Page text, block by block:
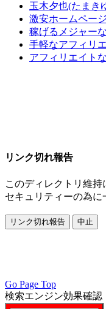
玉木夕也(たまき
激安ホームペー
稼げるメジャー
手軽なアフィリ
アフィリエイト
リンク切れ報告
このディレクトリ維持
セキュリティーの為に
Go Page Top
検索エンジン効果確認